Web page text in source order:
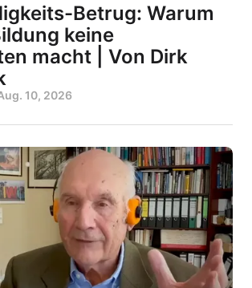
Betrug: Warum
keine
macht | Von Dirk
10, 2026